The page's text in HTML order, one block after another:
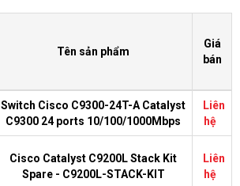
Tên sản phẩm
Giá
bán
Switch Cisco C9300-24T-A Catalyst
C9300 24 ports 10/100/1000Mbps
Liên
hệ
Cisco Catalyst C9200L Stack Kit
Spare - C9200L-STACK-KIT
Liên
hệ